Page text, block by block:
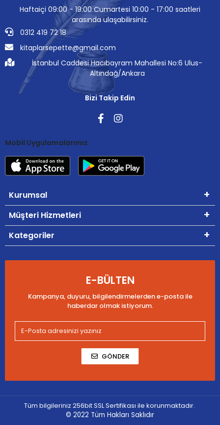
Haftaiçi 09:00 - 19:00 Cumartesi 10:00 - 17:00 saatleri
arasında ulaşabilirsiniz.
0312 419 72 18
kitaplarsepette@gmail.com
İstanbul Caddesi Hacıbayram Mahallesi No:6 Ulus-
Altındağ/Ankara
Bizi Takip Edin
Mobil Uygulamalarımız
Kurumsal
Müşteri Hizmetleri
Kategoriler
E-BÜLTEN
Kampanya, duyuru, bilgilendirmelerden e-posta ile
haberdar olmak istiyorum.
GÖNDER
Tüm bilgileriniz 256bit SSL Sertifikası ile korunmaktadır.
© 2022 Tüm Hakları Saklıdır